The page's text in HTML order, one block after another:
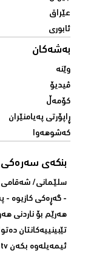
عێراق
ئابوری
بەشەکان
وێنە
ڤیدیۆ
کۆمەڵ
ڕاپۆرتی پەیامنێران
کەشوهەوا
بنکەی سەرەکی
سلێمانی/ شه‌قامی
- گه‌ڕه‌کی کازیوه‌
هه‌رێم بۆ ناردنی‌
تێبینییه‌كانتان
ئیمه‌یله‌وه‌ بكه‌ن